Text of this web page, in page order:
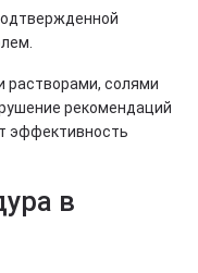
солями
рекомендаций
эффективность
в